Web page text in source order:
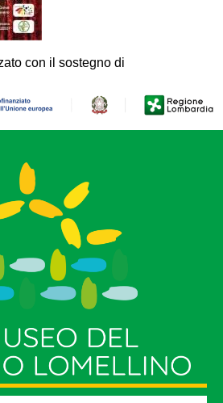
con il sostegno di